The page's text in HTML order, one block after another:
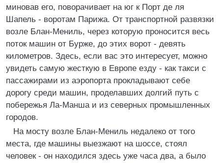
миновав его, поворачивает на юг к Порт де ля
Шапель - воротам Парижа. От транспортной развязки
возле Блан-Мениль, через которую проносится весь
поток машин от Бурже, до этих ворот - девять
километров. Здесь, если вас это интересует, можно
увидеть самую жесткую в Европе езду - как такси с
пассажирами из аэропорта прокладывают себе
дорогу среди машин, проделавших долгий путь с
побережья Ла-Манша и из северных промышленных
городов.
На мосту возле Блан-Мениль недалеко от того
места, где машины выезжают на шоссе, стоял
человек - он находился здесь уже часа два, а было